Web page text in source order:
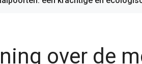
over de